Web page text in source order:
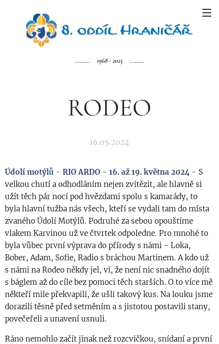
1968 - 2025
RODEO
16.05.2024
Údolí motýlů - RIO ARDO - 16. až 19. května 2024 - S
velkou chutí a odhodláním nejen zvítězit, ale hlavně si
užít těch pár nocí pod hvězdami spolu s kamarády, to
byla hlavní tužba nás všech, kteří se vydali tam do místa
zvaného Údolí Motýlů. Podruhé za sebou opouštíme
vlakem Karvinou už ve čtvrtek odpoledne. Pro mnohé to
byla vůbec první výprava do přírody s námi - Loka,
Bober, Adam, Sofie, Radio s bráchou Martinem. A kdo už
s námi na Rodeo někdy jel, ví, že není nic snadného dojít
s báglem až do cíle bez pomoci těch starších. O to více mě
někteří mile překvapili, že ušli takový kus. Na louku jsme
dorazili těsně před setměním a s jistotou postavili stany,
povečeřeli a unavení usnuli.
Ráno nemohlo začít jinak než rozcvičkou, snídaní a první